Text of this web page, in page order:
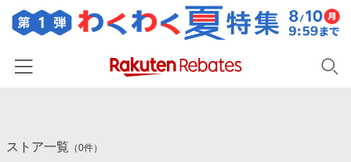
カテゴリー一覧
ストア一覧 （0件）